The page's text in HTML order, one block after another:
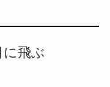
飛ぶ